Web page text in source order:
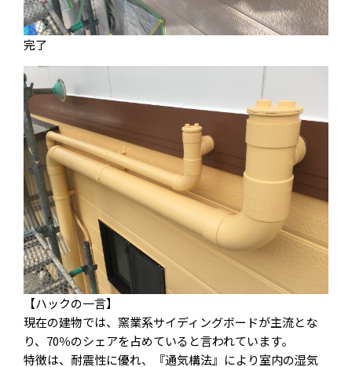
完了
【ハックの一言】
現在の建物では、窯業系サイディングボードが主流とな
り、70％のシェアを占めていると言われています。
特徴は、耐震性に優れ、『通気構法』により室内の湿気